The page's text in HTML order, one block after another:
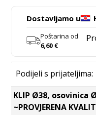
Dostavljamo u
Poštarina od
6,60 €
KLIP Ø38, osovinica
~PROVJERENA